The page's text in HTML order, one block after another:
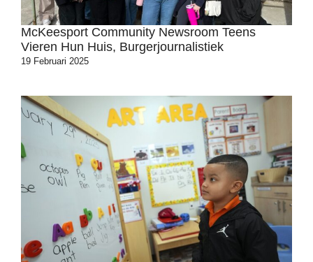
McKeesport Community Newsroom Teens
Vieren Hun Huis, Burgerjournalistiek
19 Februari 2025